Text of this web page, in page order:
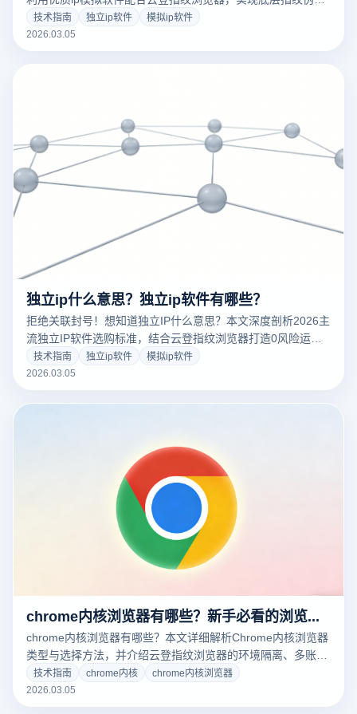
与地理位置同步。通过一号一环境一IP的极致方案，助力跨境
电商、社媒矩阵高效养号，让您的多账号管理安全稳健，点击
技术指南 独立ip软件
模拟ip软件
2026.03.05
独立ip什么意思？独立ip软件有哪些？
拒绝关联封号！想知道独立IP什么意思？本文深度剖析2026主
流独立IP软件选购标准，结合云登指纹浏览器打造0风险运营
环境，通过底层环境隔离与指纹伪装技术，助力跨境电商与社
媒矩阵高效增长，一键开启安全多开时代。
技术指南 独立ip软件
模拟ip软件
2026.03.05
chrome内核浏览器有哪些？新手必看的浏览器选择指南
chrome内核浏览器有哪些？本文详细解析Chrome内核浏览器
类型与选择方法，并介绍云登指纹浏览器的环境隔离、多账号
管理等功能，帮助新手快速找到合适浏览器工具。
技术指南 chrome内核
chrome内核浏览器
2026.03.05